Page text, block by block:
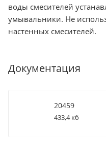
воды смесителей
умывальники. Не
настенных смесителей.
Документация
20459
433,4 кб